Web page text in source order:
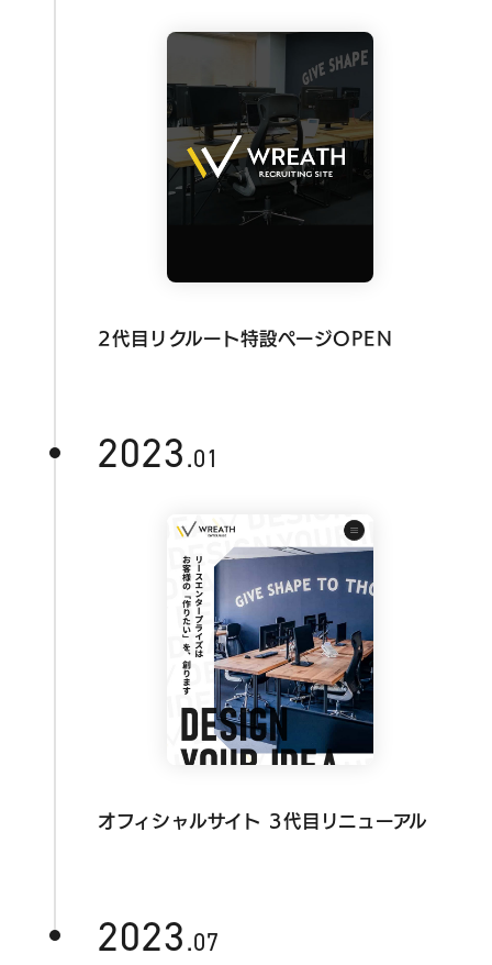
2代目リクルート特設ページOPEN
2023.01
オフィシャルサイト 3代目リニューアル
2023.07